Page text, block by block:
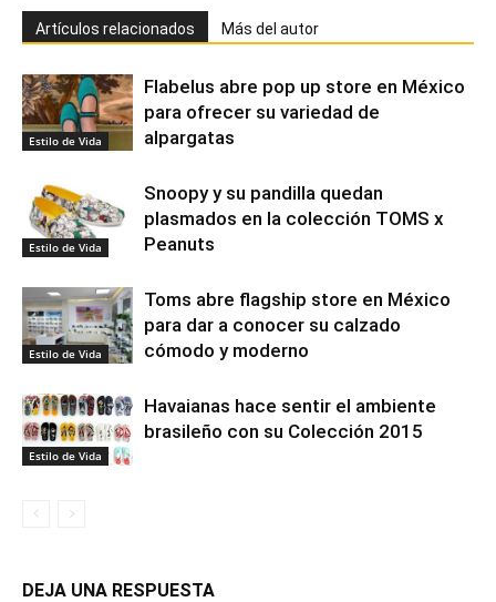
Artículos relacionados Más del autor
Estilo de Vida
Flabelus abre pop up store en México
para ofrecer su variedad de
alpargatas
Estilo de Vida
Snoopy y su pandilla quedan
plasmados en la colección TOMS x
Peanuts
Estilo de Vida
Toms abre flagship store en México
para dar a conocer su calzado
cómodo y moderno
Estilo de Vida
Havaianas hace sentir el ambiente
brasileño con su Colección 2015
DEJA UNA RESPUESTA